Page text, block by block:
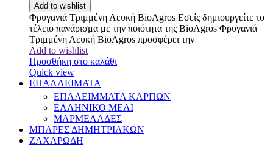
Add to wishlist
Φρυγανιά Τριμμένη Λευκή BioAgros Εσείς δημιουργείτε το
τέλειο πανάρισμα με την ποιότητα της BioAgros Φρυγανιά
Τριμμένη Λευκή BioAgros προσφέρει την
Add to wishlist
Προσθήκη στο καλάθι
Quick view
ΕΠΑΛΛΕΙΜΑΤΑ
ΕΠΑΛΕΙΜΜΑΤΑ ΚΑΡΠΩΝ
ΕΛΛΗΝΙΚΟ ΜΕΛΙ
ΜΑΡΜΕΛΑΔΕΣ
ΜΠΑΡΕΣ ΔΗΜΗΤΡΙΑΚΩΝ
ΖΑΧΑΡΩΔΗ